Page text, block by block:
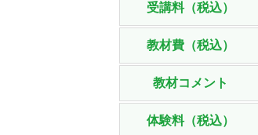
受講料（税込）
教材費（税込）
教材コメント
体験料（税込）